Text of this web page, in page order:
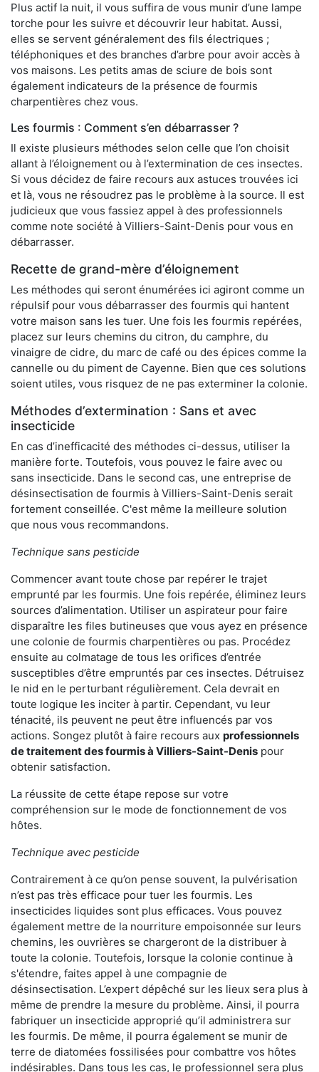
Plus actif la nuit, il vous suffira de vous munir d’une lampe
torche pour les suivre et découvrir leur habitat. Aussi,
elles se servent généralement des fils électriques ;
téléphoniques et des branches d’arbre pour avoir accès à
vos maisons. Les petits amas de sciure de bois sont
également indicateurs de la présence de fourmis
charpentières chez vous.
Les fourmis : Comment s’en débarrasser ?
Il existe plusieurs méthodes selon celle que l’on choisit
allant à l’éloignement ou à l’extermination de ces insectes.
Si vous décidez de faire recours aux astuces trouvées ici
et là, vous ne résoudrez pas le problème à la source. Il est
judicieux que vous fassiez appel à des professionnels
comme note société à Villiers-Saint-Denis pour vous en
débarrasser.
Recette de grand-mère d’éloignement
Les méthodes qui seront énumérées ici agiront comme un
répulsif pour vous débarrasser des fourmis qui hantent
votre maison sans les tuer. Une fois les fourmis repérées,
placez sur leurs chemins du citron, du camphre, du
vinaigre de cidre, du marc de café ou des épices comme la
cannelle ou du piment de Cayenne. Bien que ces solutions
soient utiles, vous risquez de ne pas exterminer la colonie.
Méthodes d’extermination : Sans et avec
insecticide
En cas d’inefficacité des méthodes ci-dessus, utiliser la
manière forte. Toutefois, vous pouvez le faire avec ou
sans insecticide. Dans le second cas, une entreprise de
désinsectisation de fourmis à Villiers-Saint-Denis serait
fortement conseillée. C'est même la meilleure solution
que nous vous recommandons.
Technique sans pesticide
Commencer avant toute chose par repérer le trajet
emprunté par les fourmis. Une fois repérée, éliminez leurs
sources d’alimentation. Utiliser un aspirateur pour faire
disparaître les files butineuses que vous ayez en présence
une colonie de fourmis charpentières ou pas. Procédez
ensuite au colmatage de tous les orifices d’entrée
susceptibles d’être empruntés par ces insectes. Détruisez
le nid en le perturbant régulièrement. Cela devrait en
toute logique les inciter à partir. Cependant, vu leur
ténacité, ils peuvent ne peut être influencés par vos
actions. Songez plutôt à faire recours aux professionnels
de traitement des fourmis à Villiers-Saint-Denis pour
obtenir satisfaction.
La réussite de cette étape repose sur votre
compréhension sur le mode de fonctionnement de vos
hôtes.
Technique avec pesticide
Contrairement à ce qu’on pense souvent, la pulvérisation
n’est pas très efficace pour tuer les fourmis. Les
insecticides liquides sont plus efficaces. Vous pouvez
également mettre de la nourriture empoisonnée sur leurs
chemins, les ouvrières se chargeront de la distribuer à
toute la colonie. Toutefois, lorsque la colonie continue à
s'étendre, faites appel à une compagnie de
désinsectisation. L’expert dépêché sur les lieux sera plus à
même de prendre la mesure du problème. Ainsi, il pourra
fabriquer un insecticide approprié qu’il administrera sur
les fourmis. De même, il pourra également se munir de
terre de diatomées fossilisées pour combattre vos hôtes
indésirables. Dans tous les cas, le professionnel sera plus